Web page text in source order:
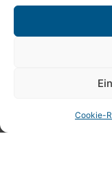
Cookie-
Monja Zechner
Assistenz der
Anke Graf-Altiok